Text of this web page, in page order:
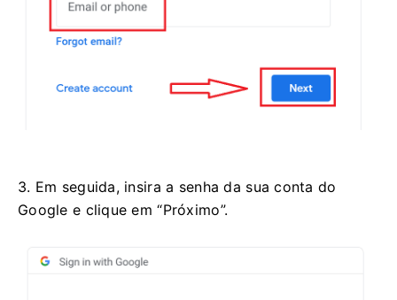
3. Em seguida, insira a senha da sua conta do
Google e clique em “Próximo”.